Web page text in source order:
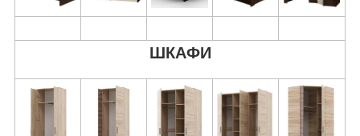
ШКАФИ